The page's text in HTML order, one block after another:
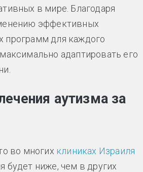
в мире. Благодаря
эффективных
программ для каждого
адаптировать его
аутизма за
во многих клиниках Израиля
будет ниже, чем в других